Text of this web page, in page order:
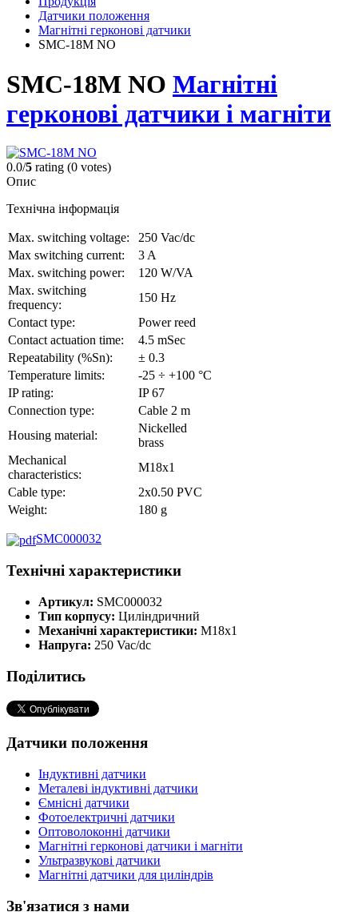
Датчики положення
Магнітні герконові датчики
SMC-18M NO
SMC-18M NO Магнітні
герконові датчики і магніти
0.0/5 rating (0 votes)
Опис
Технічна інформація
Max. switching voltage:
250 Vac/dc
Max switching current:
3 A
Max. switching power:
120 W/VA
Max. switching
frequency:
150 Hz
Contact type:
Power reed
Contact actuation time:
4.5 mSec
Repeatability (%Sn):
± 0.3
Temperature limits:
-25 ÷ +100 °C
IP rating:
IP 67
Connection type:
Cable 2 m
Housing material:
Nickelled
brass
Mechanical
characteristics:
M18x1
Cable type:
2x0.50 PVC
Weight:
180 g
SMC000032
Технічні характеристики
Артикул: SMC000032
Тип корпусу: Циліндричний
Механічні характеристики: M18x1
Напруга: 250 Vac/dc
Поділитись
Датчики положення
Індуктивні датчики
Металеві індуктивні датчики
Ємнісні датчики
Фотоелектричні датчики
Оптоволоконні датчики
Магнітні герконові датчики і магніти
Ультразвукові датчики
Магнітні датчики для циліндрів
Зв'язатися з нами